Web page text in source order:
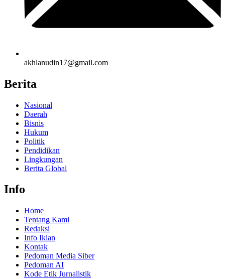
akhlanudin17@gmail.com
Berita
Nasional
Daerah
Bisnis
Hukum
Politik
Pendidikan
Lingkungan
Berita Global
Info
Home
Tentang Kami
Redaksi
Info Iklan
Kontak
Pedoman Media Siber
Pedoman AI
Kode Etik Jurnalistik